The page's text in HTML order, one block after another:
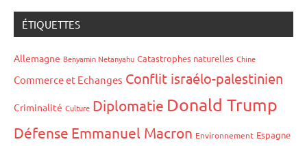
ÉTIQUETTES
Allemagne Benyamin Netanyahu Catastrophes naturelles Chine
Commerce et Echanges Conflit israélo-palestinien
Criminalité Culture Diplomatie Donald Trump
Défense Emmanuel Macron Environnement Espagne